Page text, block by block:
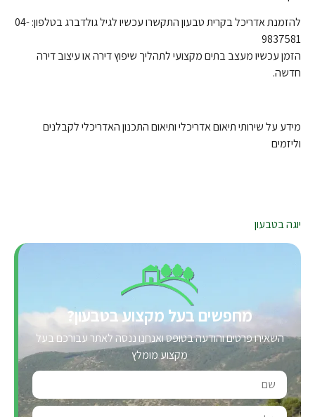
להזמנת אדריכל בקרית טבעון התקשרו עכשיו לגיל גולדברג בטלפון: 04-
9837581
הזמן עכשיו מעצב בתים מקצועי לתהליך שיפוץ דירה או עיצוב דירה
חדשה.
מידע על שירותי תיאום אדריכלי ותיאום התכנון האדריכלי לקבלנים
וליזמים
יוגה בטבעון
מחפשים בעל מקצוע בטבעון?
השאירו פרטים והודעה בטופס ואנחנו ננסה לאתר עבורכם בעל
מקצוע מומלץ